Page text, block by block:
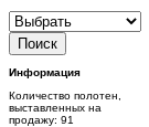
Информация
Количество полотен,
выставленных на
продажу: 91